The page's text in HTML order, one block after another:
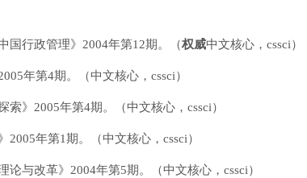
国行政管理》2004年第12期。（权威中文核心，cssci）
年第4期。（中文核心，cssci）
》2005年第4期。（中文核心，cssci）
年第1期。（中文核心，cssci）
与改革》2004年第5期。（中文核心，cssci）